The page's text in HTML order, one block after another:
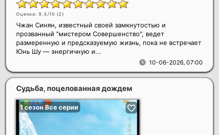
Оценка: 9.5/10 (2)
10-06-2026, 07:00
Чжан Синян, известный своей замкнутостью и
прозванный "мистером Совершенство", ведет
размеренную и предсказуемую жизнь, пока не встречает
Юнь Шу — энергичную и...
Судьба, поцелованная дождем